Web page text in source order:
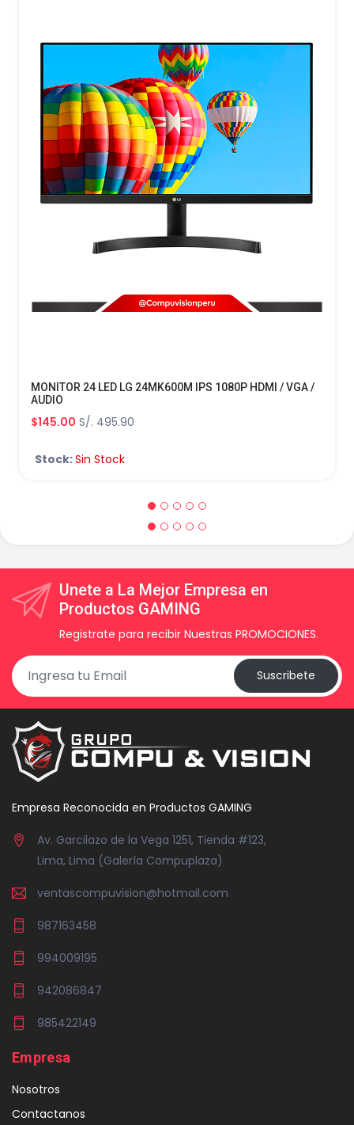
MONITOR 24 LED LG 24MK600M IPS 1080P HDMI / VGA /
AUDIO
$145.00 S/. 495.90
Stock:Sin Stock
Unete a La Mejor Empresa en
Productos GAMING
Registrate para recibir Nuestras PROMOCIONES.
Suscribete
Empresa Reconocida en Productos GAMING
Av. Garcilazo de la Vega 1251, Tienda #123,
Lima, Lima (Galería Compuplaza)
ventascompuvision@hotmail.com
987163458
994009195
942086847
985422149
Empresa
Nosotros
Contactanos